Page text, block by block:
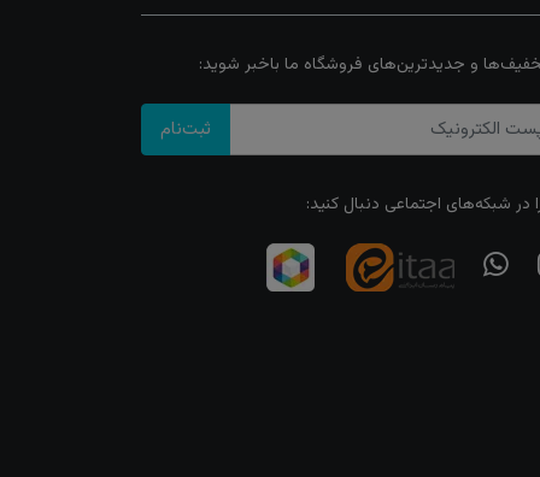
و جدیدترین‌های فروشگاه ما باخبر شوید:
ثبت‌نام
در شبکه‌های اجتماعی دنبال کنید: